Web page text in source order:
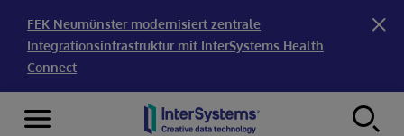
FEK Neumünster modernisiert zentrale
Integrationsinfrastruktur mit InterSystems Health
Connect
Skip to content
Menu